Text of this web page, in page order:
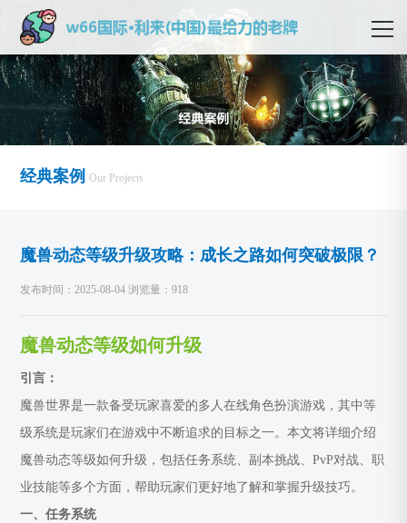
经典案例 Our Projects
魔兽动态等级升级攻略：成长之路如何突破极限？
发布时间：2025-08-04 浏览量：918
魔兽动态等级如何升级
引言：
魔兽世界是一款备受玩家喜爱的多人在线角色扮演游戏，其中等
级系统是玩家们在游戏中不断追求的目标之一。本文将详细介绍
魔兽动态等级如何升级，包括任务系统、副本挑战、PvP对战、职
业技能等多个方面，帮助玩家们更好地了解和掌握升级技巧。
一、任务系统